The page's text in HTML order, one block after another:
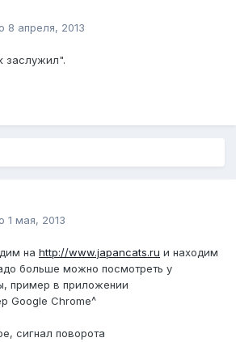
8 апреля, 2013
заслужил".
1 мая, 2013
на http://www.japancats.ru и находим
больше можно посмотреть у
пример в приложении
Google Chrome^
сигнал поворота